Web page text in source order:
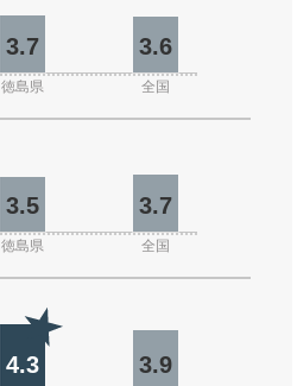
3.7 3.6
徳島県 全国
3.5 3.7
徳島県 全国
4.3 3.9